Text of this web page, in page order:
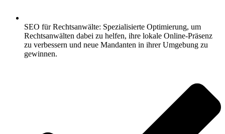
SEO für Rechtsanwälte: Spezialisierte Optimierung, um
Rechtsanwälten dabei zu helfen, ihre lokale Online-Präsenz
zu verbessern und neue Mandanten in ihrer Umgebung zu
gewinnen.